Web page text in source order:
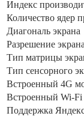
Индекс
Количество ядер
Диагональ экрана
Разрешение экрана
Тип матрицы
Тип сенсорного
Встроенный 4G
Встроенный Wi-Fi
Поддержка